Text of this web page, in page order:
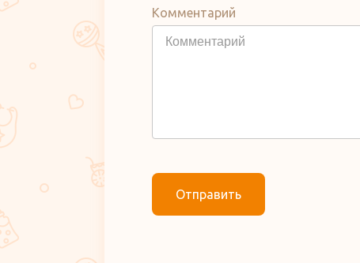
Комментарий
Отправить